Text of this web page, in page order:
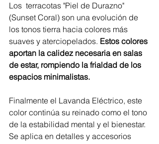
Los  terracotas "Piel de Durazno"
(Sunset Coral) son una evolución de
los tonos tierra hacia colores más
suaves y aterciopelados. Estos colores
aportan la calidez necesaria en salas
de estar, rompiendo la frialdad de los
espacios minimalistas.
Finalmente el Lavanda Eléctrico, este
color continúa su reinado como el tono
de la estabilidad mental y el bienestar.
Se aplica en detalles y accesorios